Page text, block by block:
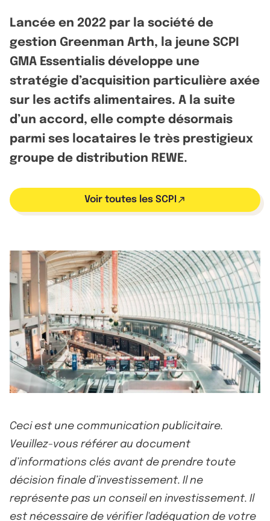
Lancée en 2022 par la société de
gestion Greenman Arth, la jeune SCPI
GMA Essentialis développe une
stratégie d’acquisition particulière axée
sur les actifs alimentaires. A la suite
d’un accord, elle compte désormais
parmi ses locataires le très prestigieux
groupe de distribution REWE.
Voir toutes les SCPI
Ceci est une communication publicitaire.
Veuillez-vous référer au document
d’informations clés avant de prendre toute
décision finale d’investissement. Il ne
représente pas un conseil en investissement. Il
est nécessaire de vérifier l'adéquation de votre